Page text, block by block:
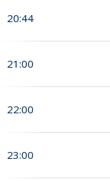
20:44
21:00
22:00
23:00